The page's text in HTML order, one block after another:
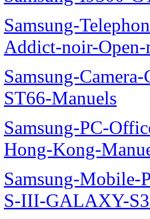
Samsung-
Addict-noir-
Samsung-
ST66-Manuels
Samsung-PC-
Hong-Kong-
Samsung-Mobile-
S-III-GALAXY-